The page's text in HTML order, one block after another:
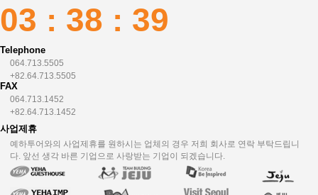
03 : 38 : 40
Telephone
064.713.5505
+82.64.713.5505
FAX
064.713.1452
+82.64.713.1452
사업제휴
예하투어와의 사업제휴를 원하시는 업체의 경우 저희 회사로 연락 부탁드립니
다. 앞선 생각 바른 기업으로 사랑받는 기업이 되겠습니다.